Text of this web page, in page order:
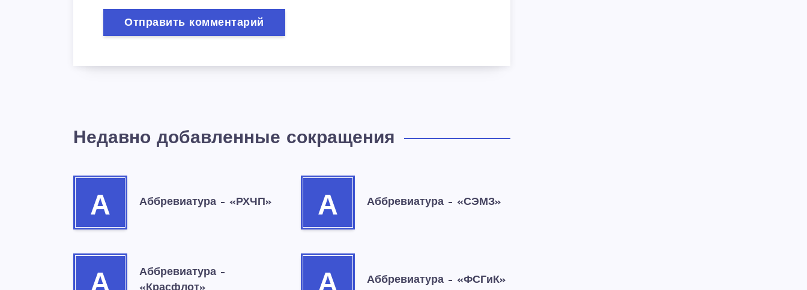
Недавно добавленные сокращения
А Аббревиатура – «РХЧП» А Аббревиатура – «СЭМЗ»
Аббревиатура –
«Красфлот»
Аббревиатура – «ФСГиК»